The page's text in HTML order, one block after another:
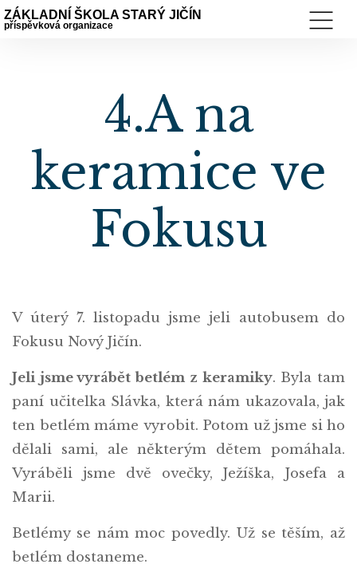
ZÁKLADNÍ ŠKOLA STARÝ JIČÍN
příspěvková organizace
4.A na
keramice ve
Fokusu
V úterý 7. listopadu jsme jeli autobusem do
Fokusu Nový Jičín.
Jeli jsme vyrábět betlém z keramiky. Byla tam
paní učitelka Slávka, která nám ukazovala, jak
ten betlém máme vyrobit. Potom už jsme si ho
dělali sami, ale některým dětem pomáhala.
Vyráběli jsme dvě ovečky, Ježíška, Josefa a
Marii.
Betlémy se nám moc povedly. Už se těším, až
betlém dostaneme.